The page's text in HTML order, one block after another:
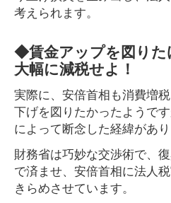
考えられます。
◆賃金アップを図りた
大幅に減税せよ！
実際に、安倍首相も消費増
下げを図りたかったようで
によって断念した経緯があり
財務省は巧妙な交渉術で、
で済ませ、安倍首相に法人
きらめさせています。